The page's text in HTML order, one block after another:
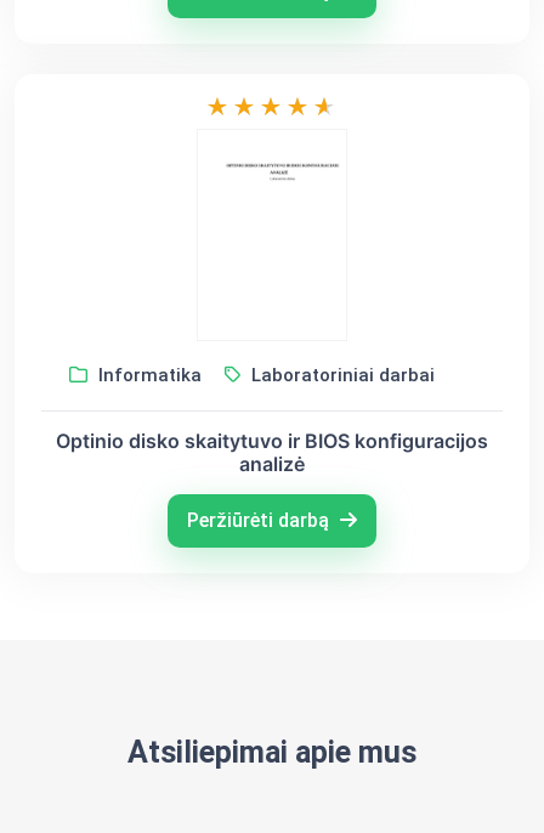
Informatika Laboratoriniai darbai
Optinio disko skaitytuvo ir BIOS konfiguracijos
analizė
Peržiūrėti darbą
Atsiliepimai apie mus